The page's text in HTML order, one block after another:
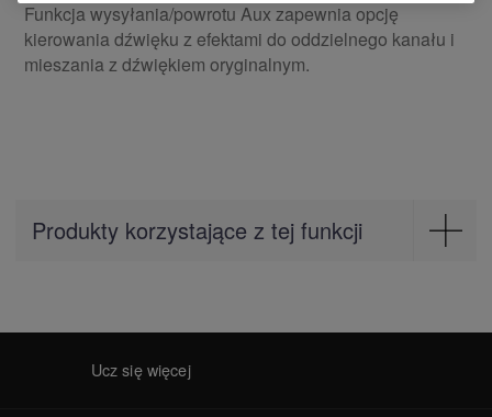
Funkcja wysyłania/powrotu Aux zapewnia opcję
kierowania dźwięku z efektami do oddzielnego kanału i
mieszania z dźwiękiem oryginalnym.
Produkty korzystające z tej funkcji
DJM-750MK2
Ucz się więcej